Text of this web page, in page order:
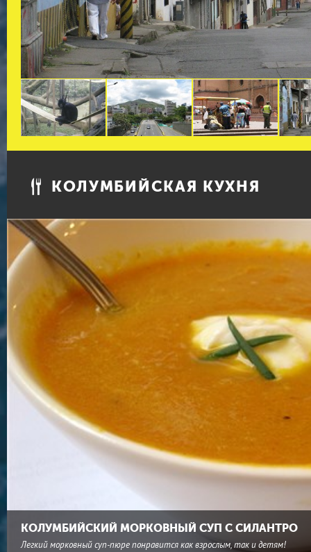
КОЛУМБИЙСКАЯ КУХНЯ
КОЛУМБИЙСКИЙ МОРКОВНЫЙ СУП С СИЛАНТРО
Легкий морковный суп-пюре понравится как взрослым, так и детям!